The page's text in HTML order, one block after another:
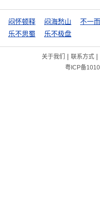
闷怀顿释 闷海愁山
不一
乐不思蜀 乐不极盘
关于我们 | 联系方式|
粤ICP备